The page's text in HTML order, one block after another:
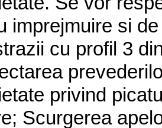
imprejmuire si
cu profil 3
privind
Scurgerea